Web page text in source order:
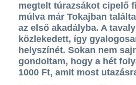
megtelt túrazsákot cipelő
múlva már Tokajban
az első akadályba. A
közlekedett, így
helyszínét. Sokan nem
gondoltam, hogy a hét
1000 Ft, amit most